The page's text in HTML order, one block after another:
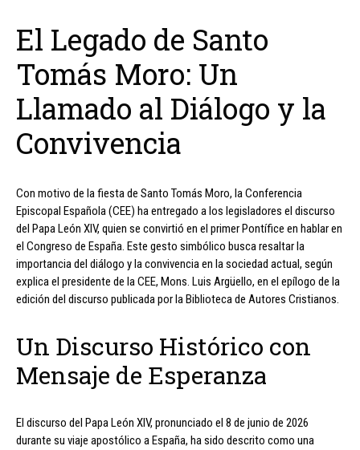
El Legado de Santo
Tomás Moro: Un
Llamado al Diálogo y la
Convivencia
Con motivo de la fiesta de Santo Tomás Moro, la Conferencia
Episcopal Española (CEE) ha entregado a los legisladores el discurso
del Papa León XIV, quien se convirtió en el primer Pontífice en hablar en
el Congreso de España. Este gesto simbólico busca resaltar la
importancia del diálogo y la convivencia en la sociedad actual, según
explica el presidente de la CEE, Mons. Luis Argüello, en el epílogo de la
edición del discurso publicada por la Biblioteca de Autores Cristianos.
Un Discurso Histórico con
Mensaje de Esperanza
El discurso del Papa León XIV, pronunciado el 8 de junio de 2026
durante su viaje apostólico a España, ha sido descrito como una